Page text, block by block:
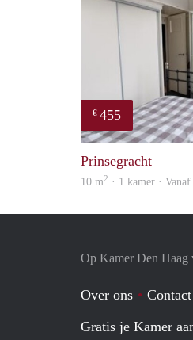
€ 455
Prinsegracht
10 m2 · 1 kamer ·
Op Kamer Den
Over ons Contact
Gratis je Kamer